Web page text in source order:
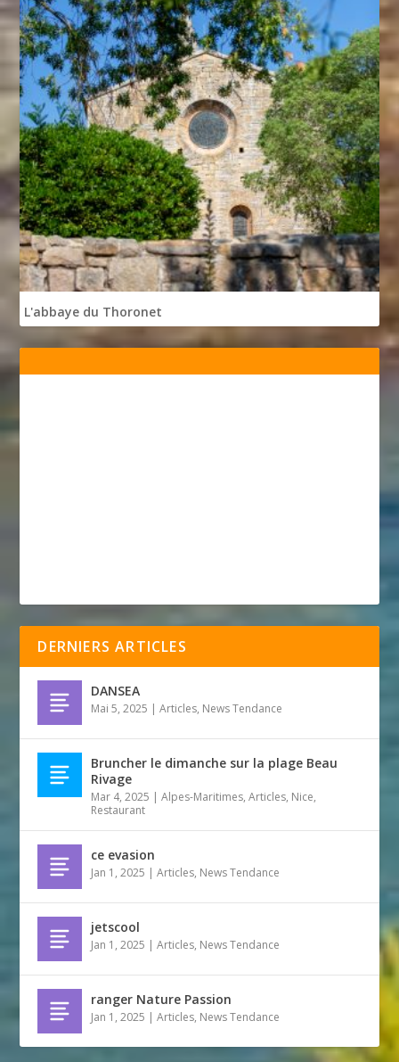
L'abbaye du Thoronet
DERNIERS ARTICLES
DANSEA
Mai 5, 2025 |Articles, News Tendance
Bruncher le dimanche sur la plage Beau
Rivage
Mar 4, 2025 |Alpes-Maritimes,Articles, Nice,
Restaurant
ce evasion
Jan 1, 2025 |Articles, News Tendance
jetscool
Jan 1, 2025 |Articles, News Tendance
ranger Nature Passion
Jan 1, 2025 |Articles, News Tendance